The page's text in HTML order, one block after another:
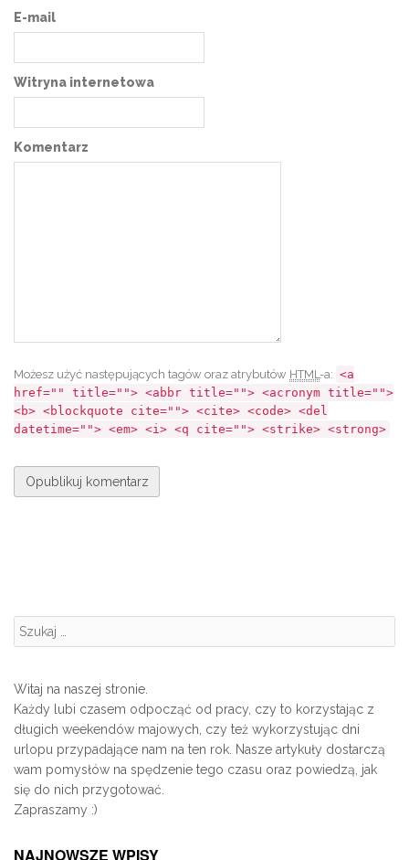
E-mail
Witryna internetowa
Komentarz
Możesz użyć następujących tagów oraz atrybutów HTML-a: <a
href="" title=""> <abbr title=""> <acronym title="">
<b> <blockquote cite=""> <cite> <code> <del
datetime=""> <em> <i> <q cite=""> <strike> <strong>
Szukanie:
Witaj na naszej stronie.
Każdy lubi czasem odpocząć od pracy, czy to korzystając z
długich weekendów majowych, czy też wykorzystując dni
urlopu przypadające nam na ten rok. Nasze artykuły dostarczą
wam pomysłów na spędzenie tego czasu oraz powiedzą, jak
się do nich przygotować.
Zapraszamy :)
NAJNOWSZE WPISY